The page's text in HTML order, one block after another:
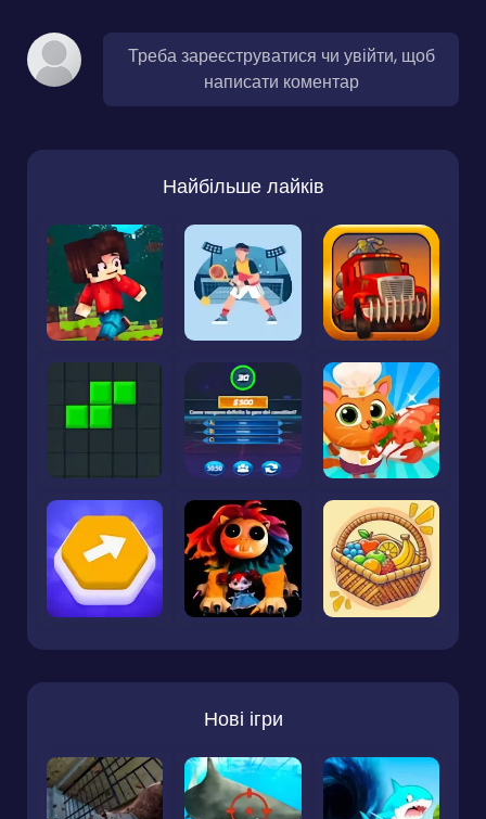
Треба зареєструватися чи увійти, щоб
написати коментар
Найбільше лайків
Нові ігри